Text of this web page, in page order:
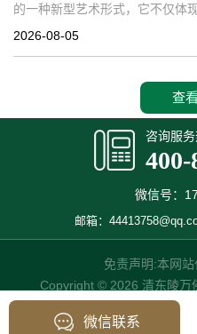
的一种新型艺术形式，它不仅体
尊重和缅怀，更是一种文化艺术
2026-08-05
查
咨询服
400-
微信号：
邮箱：
免责声明:本网
Copyright © 2026 清东陵
微信联系